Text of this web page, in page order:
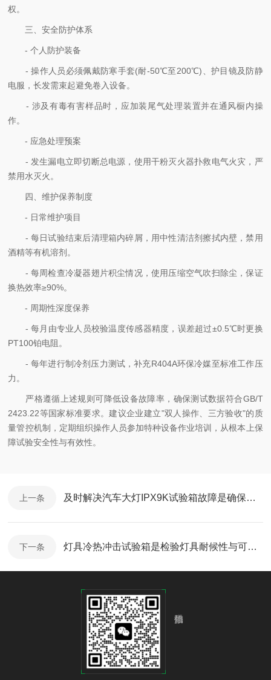
权。
三、安全防护体系
- 个人防护装备
- 操作人员必须佩戴防寒手套(耐-50℃至200℃)、护目镜及防静
电服，长发需束起避免卷入设备。
- 涉及有毒有害样品时，应加装尾气处理装置并在通风橱内操
作。
- 应急处理预案
- 发生漏电立即切断总电源，使用干粉灭火器扑救电气火灾，严
禁用水灭火。
四、维护保养制度
- 日常维护项目
- 每日试验结束后清理箱内碎屑，用中性清洁剂擦拭内壁，禁用
酒精等有机溶剂。
- 每周检查冷凝器翅片积尘情况，使用压缩空气吹扫除尘，保证
换热效率≥90%。
- 周期性深度保养
- 每月由专业人员校验温度传感器精度，误差超过±0.5℃时更换
PT100铂电阻。
- 每年进行制冷剂压力测试，补充R404A环保冷媒至标准工作压
力。
严格遵循上述规则可降低设备故障率，确保测试数据符合GB/T
2423.22等国家标准要求。建议企业建立"双人操作、三方验收"的质
量管控机制，定期组织操作人员参加特种设备作业培训，从根本上保
障试验安全性与有效性。
上一条 及时解决汽车大灯IPX9K试验箱故障是确保测试合规的关键
下一条 灯具冷热冲击试验箱是检验灯具耐候性与可靠性的关键环节